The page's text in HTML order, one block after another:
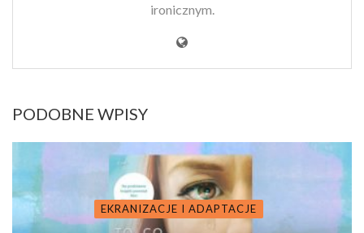
ironicznym.
PODOBNE WPISY
EKRANIZACJE I ADAPTACJE